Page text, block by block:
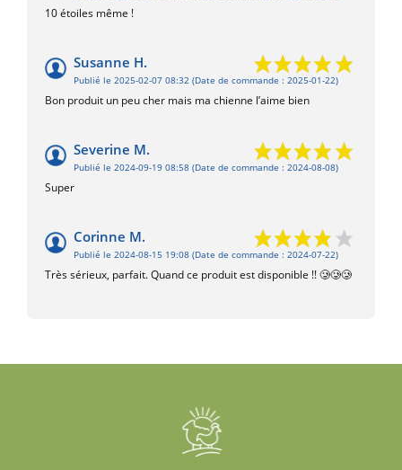
10 étoiles même !
Susanne H.
Publié le 2025-02-07 08:32 (Date de commande : 2025-01-22)
Bon produit un peu cher mais ma chienne l’aime bien
Severine M.
Publié le 2024-09-19 08:58 (Date de commande : 2024-08-08)
Super
Corinne M.
Publié le 2024-08-15 19:08 (Date de commande : 2024-07-22)
Très sérieux, parfait. Quand ce produit est disponible !! 🥲🥲🥲